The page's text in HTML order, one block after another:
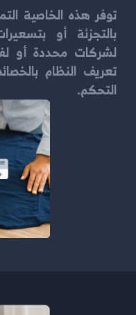
توفر هذه الخاصية
بالتجزئة أو
لشركات محددة أو
تعريف النظام
التحكم.